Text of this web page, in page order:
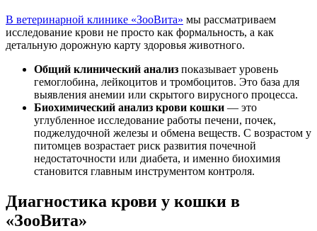
В ветеринарной клинике «ЗооВита» мы рассматриваем
исследование крови не просто как формальность, а как
детальную дорожную карту здоровья животного.
Общий клинический анализ показывает уровень
гемоглобина, лейкоцитов и тромбоцитов. Это база для
выявления анемии или скрытого вирусного процесса.
Биохимический анализ крови кошки — это
углубленное исследование работы печени, почек,
поджелудочной железы и обмена веществ. С возрастом у
питомцев возрастает риск развития почечной
недостаточности или диабета, и именно биохимия
становится главным инструментом контроля.
Диагностика крови у кошки в
«ЗооВита»